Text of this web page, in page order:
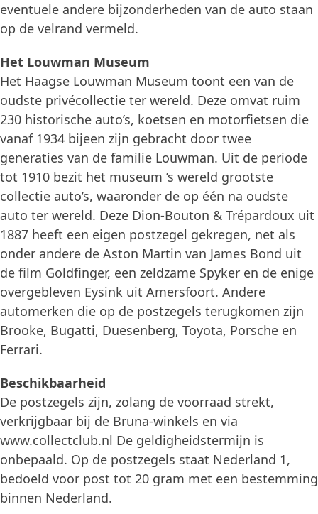
eventuele andere bijzonderheden van de auto staan
op de velrand vermeld.
Het Louwman Museum
Het Haagse Louwman Museum toont een van de
oudste privécollectie ter wereld. Deze omvat ruim
230 historische auto’s, koetsen en motorfietsen die
vanaf 1934 bijeen zijn gebracht door twee
generaties van de familie Louwman. Uit de periode
tot 1910 bezit het museum ’s wereld grootste
collectie auto’s, waaronder de op één na oudste
auto ter wereld. Deze Dion-Bouton & Trépardoux uit
1887 heeft een eigen postzegel gekregen, net als
onder andere de Aston Martin van James Bond uit
de film Goldfinger, een zeldzame Spyker en de enige
overgebleven Eysink uit Amersfoort. Andere
automerken die op de postzegels terugkomen zijn
Brooke, Bugatti, Duesenberg, Toyota, Porsche en
Ferrari.
Beschikbaarheid
De postzegels zijn, zolang de voorraad strekt,
verkrijgbaar bij de Bruna-winkels en via
www.collectclub.nl De geldigheidstermijn is
onbepaald. Op de postzegels staat Nederland 1,
bedoeld voor post tot 20 gram met een bestemming
binnen Nederland.